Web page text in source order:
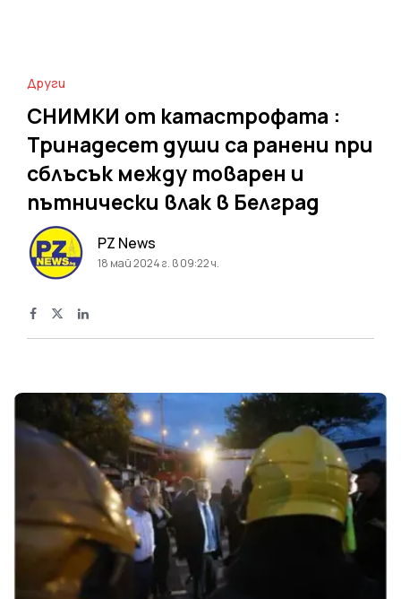
Други
СНИМКИ от катастрофата :
Тринадесет души са ранени при
сблъсък между товарен и
пътнически влак в Белград
PZ News
18 май 2024 г. в 09:22 ч.